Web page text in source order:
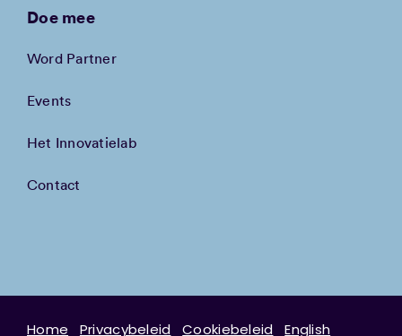
Doe mee
Word Partner
Events
Het Innovatielab
Contact
Home Privacybeleid Cookiebeleid English